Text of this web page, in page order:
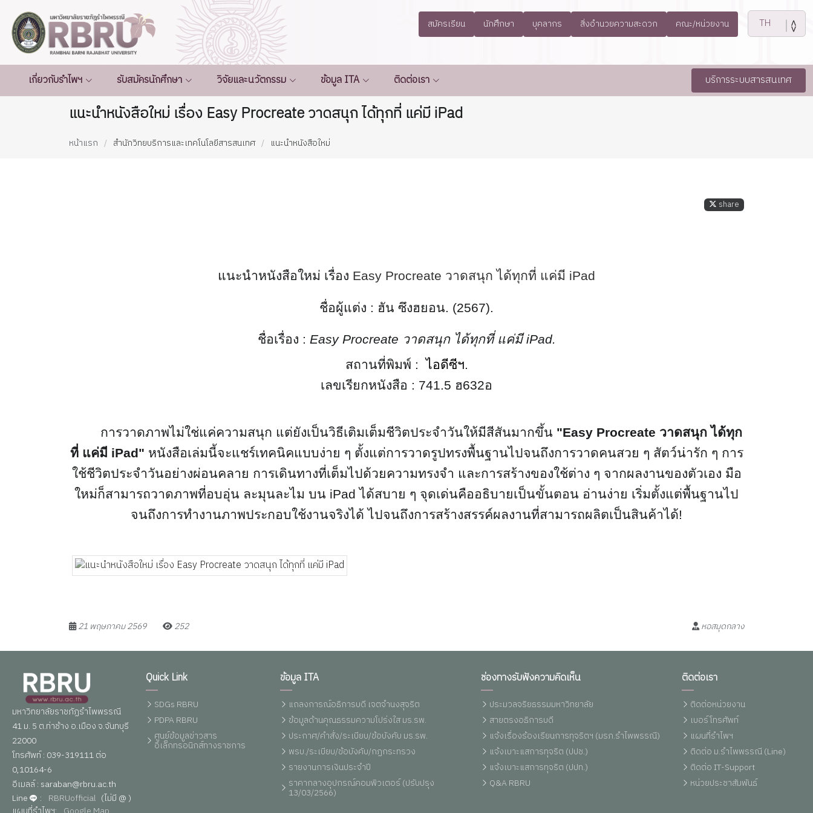
สมัครเรียน นักศึกษา บุคลากร สิ่งอำนวยความสะดวก คณะ/หน่วยงาน
เกี่ยวกับรำไพฯ รับสมัครนักศึกษา วิจัยและนวัตกรรม ข้อมูล ITA ติดต่อเรา บริการระบบสารสนเทศ
แนะนำหนังสือใหม่ เรื่อง Easy Procreate วาดสนุก ได้ทุกที่ แค่มี iPad
หน้าแรก สำนักวิทยบริการและเทคโนโลยีสารสนเทศ แนะนำหนังสือใหม่
share
แนะนำหนังสือใหม่ เรื่อง Easy Procreate วาดสนุก ได้ทุกที่ แค่มี iPad
ชื่อผู้แต่ง : ฮัน ซึงฮยอน. (2567).
ชื่อเรื่อง : Easy Procreate วาดสนุก ได้ทุกที่ แค่มีiPad.
สถานที่พิมพ์ : ไอดีซีฯ.
เลขเรียกหนังสือ : 741.5 ฮ632อ
การวาดภาพไม่ใช่แค่ความสนุก แต่ยังเป็นวิธีเติมเต็มชีวิตประจำวันให้มีสีสันมากขึ้น "Easy Procreate วาดสนุก ได้ทุก
ที่ แค่มี iPad" หนังสือเล่มนี้จะแชร์เทคนิคแบบง่าย ๆ ตั้งแต่การวาดรูปทรงพื้นฐานไปจนถึงการวาดคนสวย ๆ สัตว์น่ารัก ๆ การ
ใช้ชีวิตประจำวันอย่างผ่อนคลาย การเดินทางที่เต็มไปด้วยความทรงจำ และการสร้างของใช้ต่าง ๆ จากผลงานของตัวเอง มือ
ใหม่ก็สามารถวาดภาพที่อบอุ่น ละมุนละไม บน iPadได้สบาย ๆ จุดเด่นคืออธิบายเป็นขั้นตอน อ่านง่าย เริ่มตั้งแต่พื้นฐานไป
จนถึงการทำงานภาพประกอบใช้งานจริงได้ไปจนถึงการสร้างสรรค์ผลงานที่สามารถผลิตเป็นสินค้าได้!
21 พฤษภาคม 2569 252 หอสมุดกลาง
มหาวิทยาลัยราชภัฏรำไพพรรณี
41 ม. 5 ต.ท่าช้าง อ.เมือง จ.จันทบุรี
22000
โทรศัพท์ : 039-319111 ต่อ
0,10164-6
อีเมลล์ : saraban@rbru.ac.th
Line
: RBRUofficial (ไม่มี @ )
Quick Link
SDGs RBRU
PDPA RBRU
ศูนย์ข้อมูลข่าวสาร
อิเล็กทรอนิกส์ทางราชการ
ข้อมูล ITA
แถลงการณ์อธิการบดี เจตจำนงสุจริต
ข้อมูลด้านคุณธรรมความโปร่งใส มร.รพ.
ประกาศ/คำสั่ง/ระเบียบ/ข้อบังคับ มร.รพ.
พรบ./ระเบียบ/ข้อบังคับ/กฏกระทรวง
รายงานการเงินประจำปี
ราคากลางอุปกรณ์คอมพิวเตอร์ (ปรับปรุง
13/03/2566)
ช่องทางรับฟังความคิดเห็น
ประมวลจริยธรรมมหาวิทยาลัย
สายตรงอธิการบดี
แจ้งเรื่องร้องเรียนการทุจริตฯ (มรภ.รำไพพรรณี)
แจ้งเบาะแสการทุจริต (ปปช.)
แจ้งเบาะแสการทุจริต (ปปท.)
Q&A RBRU
ติดต่อเรา
ติดต่อหน่วยงาน
เบอร์โทรศัพท์
แผนที่รำไพฯ
ติดต่อ ม.รำไพพรรณี (Line)
ติดต่อ IT-Support
หน่วยประชาสัมพันธ์